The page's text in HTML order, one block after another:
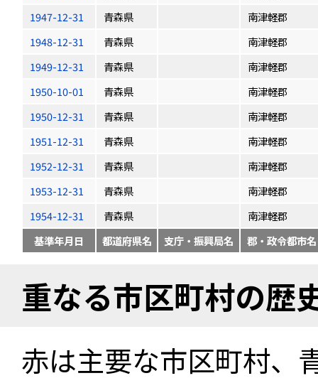
1947-12-31
青森県
南津軽郡
1948-12-31
青森県
南津軽郡
1949-12-31
青森県
南津軽郡
1950-10-01
青森県
南津軽郡
1950-12-31
青森県
南津軽郡
1951-12-31
青森県
南津軽郡
1952-12-31
青森県
南津軽郡
1953-12-31
青森県
南津軽郡
1954-12-31
青森県
南津軽郡
基準年月日
都道府県名 支庁・振興局名 郡・政令都市名
重なる市区町村の歴
赤は主要な市区町村、